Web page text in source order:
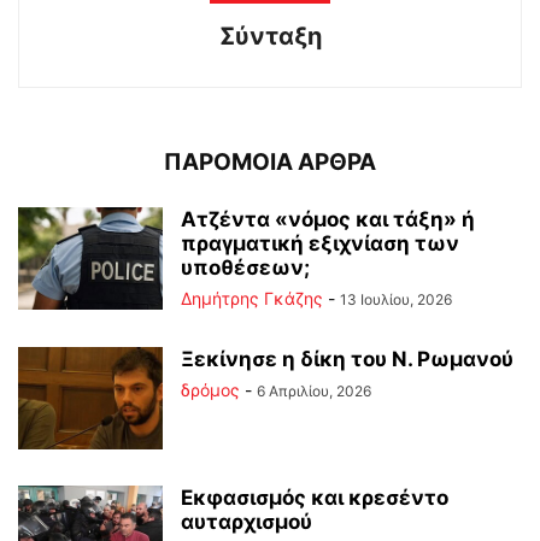
Σύνταξη
ΠΑΡΟΜΟΙΑ ΑΡΘΡΑ
Ατζέντα «νόμος και τάξη» ή
πραγματική εξιχνίαση των
υποθέσεων;
Δημήτρης Γκάζης - 13 Ιουλίου, 2026
Ξεκίνησε η δίκη του Ν. Ρωμανού
δρόμος - 6 Απριλίου, 2026
Εκφασισμός και κρεσέντο
αυταρχισμού